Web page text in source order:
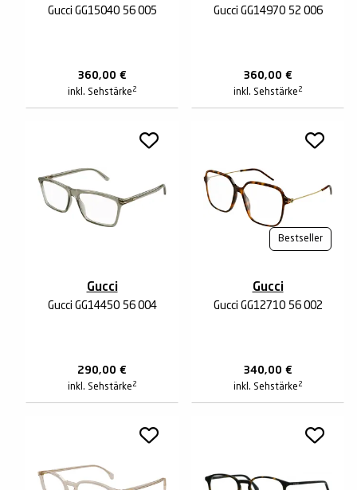
Gucci GG1504O 56 005
360,00 €
inkl. Sehstärke 2
Gucci GG1497O 52 006
360,00 €
inkl. Sehstärke 2
Gucci
Gucci GG1445O 56 004
290,00 €
inkl. Sehstärke 2
Bestseller
Gucci
Gucci GG1271O 56 002
340,00 €
inkl. Sehstärke 2